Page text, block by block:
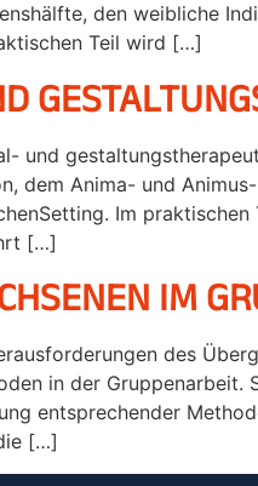
den weibliche
Teil wird […]
und
dem Anima- und
Im
[…]
IM
des
in der
entsprechender
[…]